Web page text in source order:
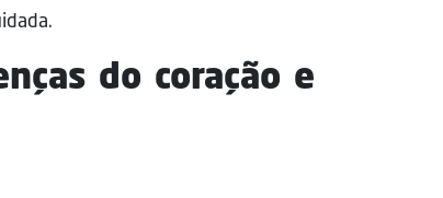
do coração e